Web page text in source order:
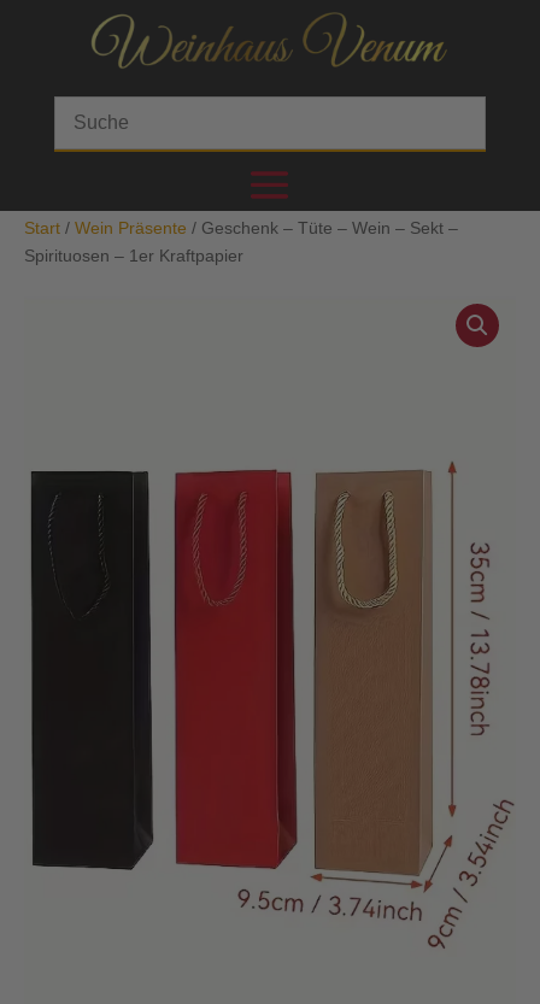
Start/ Wein Präsente / Geschenk – Tüte – Wein – Sekt –
Spirituosen – 1er Kraftpapier